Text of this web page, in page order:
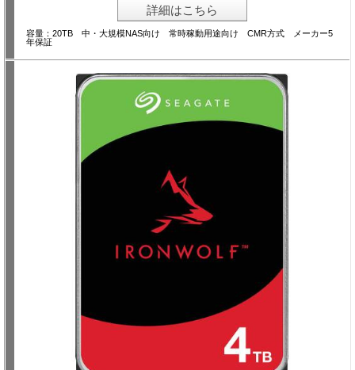
詳細はこちら
容量：20TB 中・大規模NAS向け 常時稼動用途向け CMR方式 メーカー5
年保証